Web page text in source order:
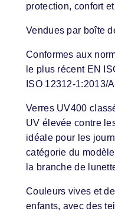
protection, confort
Vendues par boîte
Conformes aux
le plus récent EN
ISO 12312-1:2013/
Verres UV400
UV élevée contre
idéale pour les
catégorie du
la branche de
Couleurs vives et
enfants, avec des